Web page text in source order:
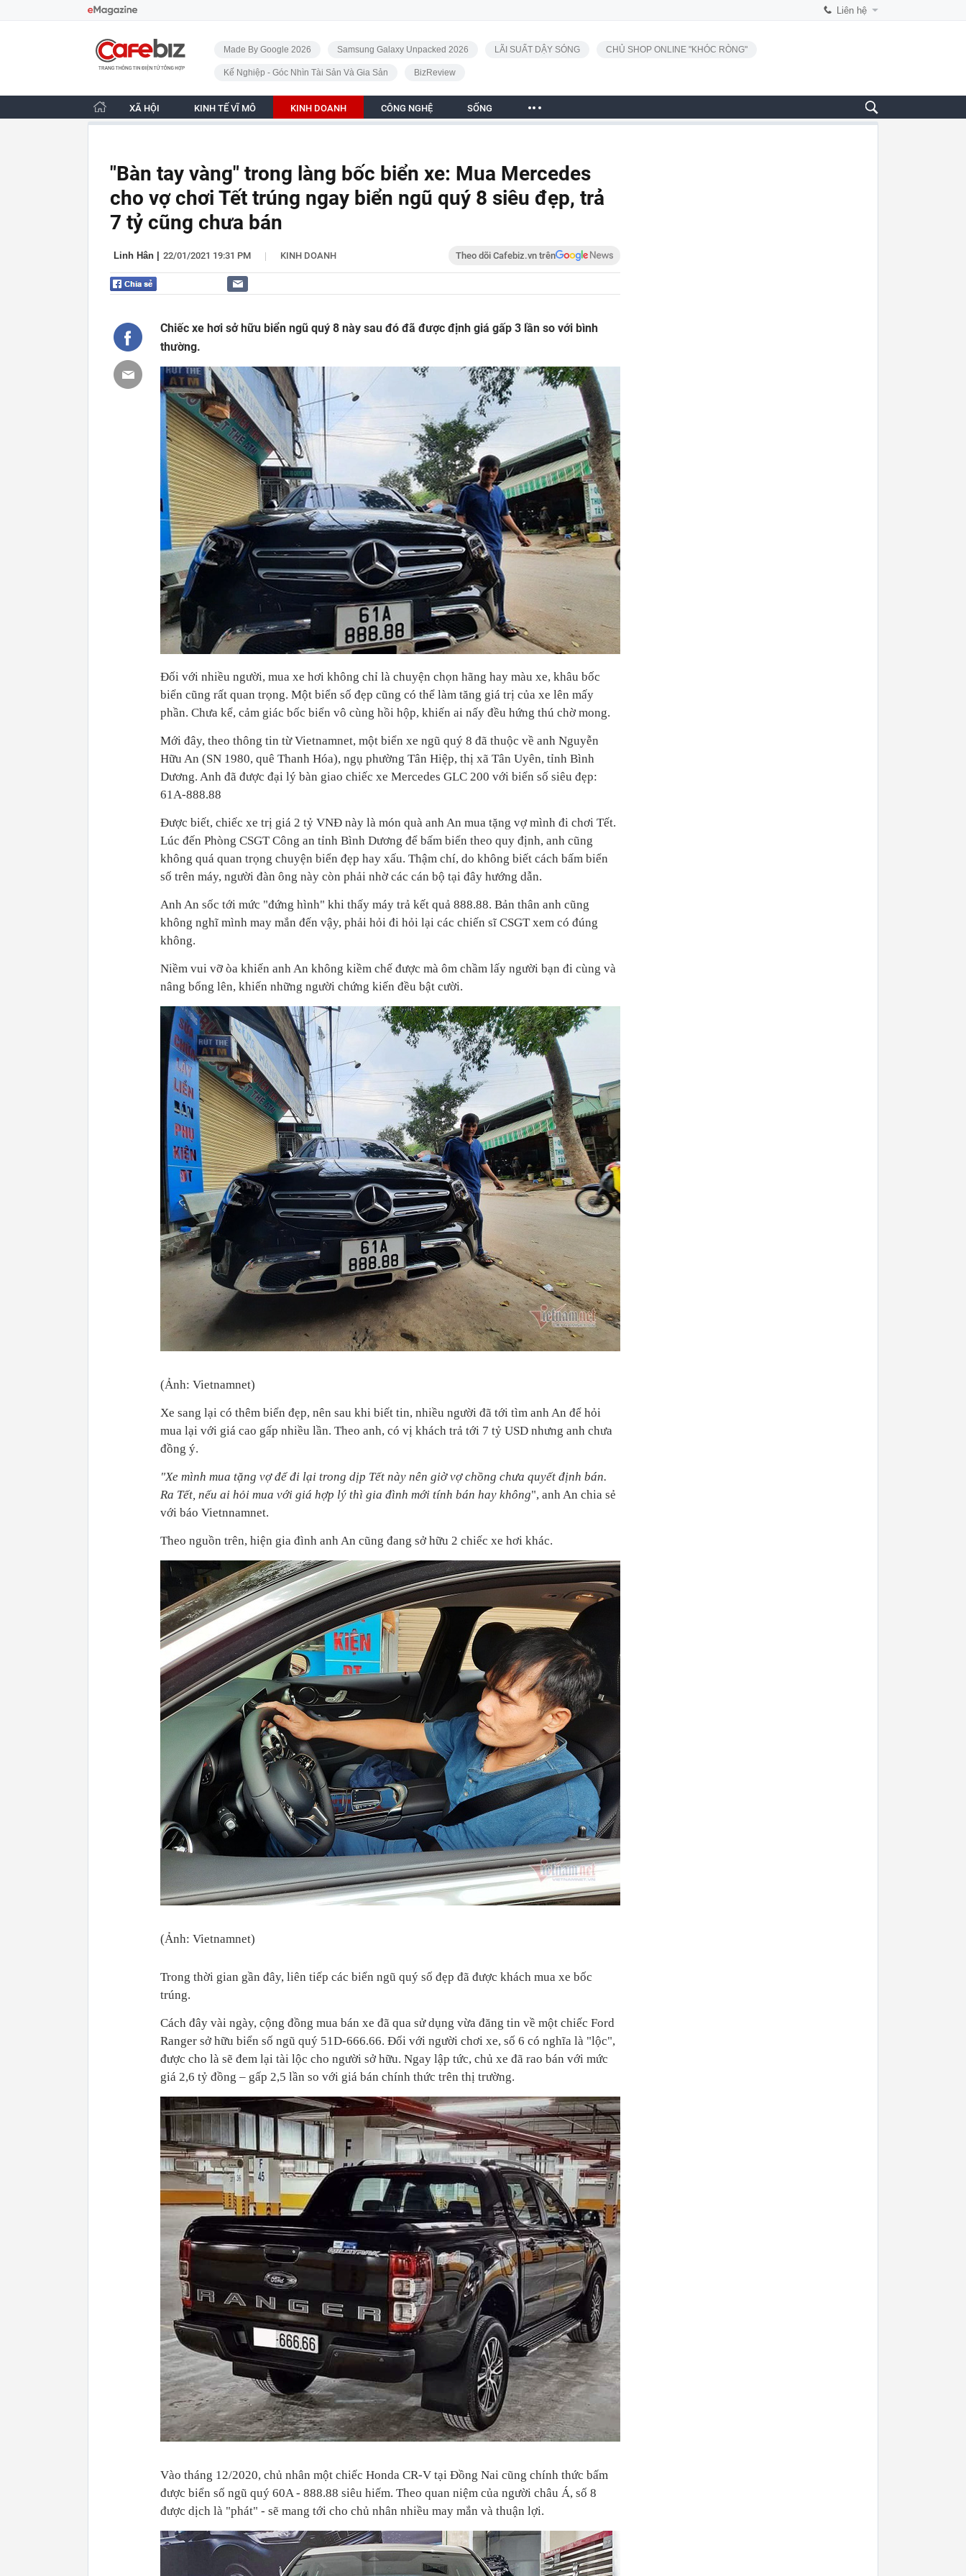
Liên hệ
CafeBiz - Trang chủ
Made By Google 2026 Samsung Galaxy Unpacked 2026 LÃI SUẤT DẬY SÓNG CHỦ SHOP ONLINE "KHÓC RÒNG"
Kế Nghiệp - Góc Nhìn Tài Sản Và Gia Sản BizReview
XÃ HỘI KINH TẾ VĨ MÔ KINH DOANH CÔNG NGHỆ SỐNG
"Bàn tay vàng" trong làng bốc biển xe: Mua Mercedes
cho vợ chơi Tết trúng ngay biển ngũ quý 8 siêu đẹp, trả
7 tỷ cũng chưa bán
Linh Hân 22/01/2021 19:31 PM | KINH DOANH Theo dõi Cafebiz.vn trên
Chiếc xe hơi sở hữu biển ngũ quý 8 này sau đó đã được định giá gấp 3 lần so với bình
thường.
Đối với nhiều người, mua xe hơi không chỉ là chuyện chọn hãng hay màu xe, khâu bốc
biển cũng rất quan trọng. Một biển số đẹp cũng có thể làm tăng giá trị của xe lên mấy
phần. Chưa kể, cảm giác bốc biển vô cùng hồi hộp, khiến ai nấy đều hứng thú chờ mong.
Mới đây, theo thông tin từ Vietnamnet, một biển xe ngũ quý 8 đã thuộc về anh Nguyễn
Hữu An (SN 1980, quê Thanh Hóa), ngụ phường Tân Hiệp, thị xã Tân Uyên, tỉnh Bình
Dương. Anh đã được đại lý bàn giao chiếc xe Mercedes GLC 200 với biển số siêu đẹp:
61A-888.88
Được biết, chiếc xe trị giá 2 tỷ VNĐ này là món quà anh An mua tặng vợ mình đi chơi Tết.
Lúc đến Phòng CSGT Công an tỉnh Bình Dương để bấm biển theo quy định, anh cũng
không quá quan trọng chuyện biển đẹp hay xấu. Thậm chí, do không biết cách bấm biển
số trên máy, người đàn ông này còn phải nhờ các cán bộ tại đây hướng dẫn.
Anh An sốc tới mức "đứng hình" khi thấy máy trả kết quả 888.88. Bản thân anh cũng
không nghĩ mình may mắn đến vậy, phải hỏi đi hỏi lại các chiến sĩ CSGT xem có đúng
không.
Niềm vui vỡ òa khiến anh An không kiềm chế được mà ôm chầm lấy người bạn đi cùng và
nâng bổng lên, khiến những người chứng kiến đều bật cười.
(Ảnh: Vietnamnet)
Xe sang lại có thêm biển đẹp, nên sau khi biết tin, nhiều người đã tới tìm anh An để hỏi
mua lại với giá cao gấp nhiều lần. Theo anh, có vị khách trả tới 7 tỷ USD nhưng anh chưa
đồng ý.
"Xe mình mua tặng vợ để đi lại trong dịp Tết này nên giờ vợ chồng chưa quyết định bán.
Ra Tết, nếu ai hỏi mua với giá hợp lý thì gia đình mới tính bán hay không", anh An chia sẻ
với báo Vietnnamnet.
Theo nguồn trên, hiện gia đình anh An cũng đang sở hữu 2 chiếc xe hơi khác.
(Ảnh: Vietnamnet)
Trong thời gian gần đây, liên tiếp các biển ngũ quý số đẹp đã được khách mua xe bốc
trúng.
Cách đây vài ngày, cộng đồng mua bán xe đã qua sử dụng vừa đăng tin về một chiếc Ford
Ranger sở hữu biển số ngũ quý 51D-666.66. Đối với người chơi xe, số 6 có nghĩa là "lộc",
được cho là sẽ đem lại tài lộc cho người sở hữu. Ngay lập tức, chủ xe đã rao bán với mức
giá 2,6 tỷ đồng – gấp 2,5 lần so với giá bán chính thức trên thị trường.
Vào tháng 12/2020, chủ nhân một chiếc Honda CR-V tại Đồng Nai cũng chính thức bấm
được biển số ngũ quý 60A - 888.88 siêu hiếm. Theo quan niệm của người châu Á, số 8
được dịch là "phát" - sẽ mang tới cho chủ nhân nhiều may mắn và thuận lợi.